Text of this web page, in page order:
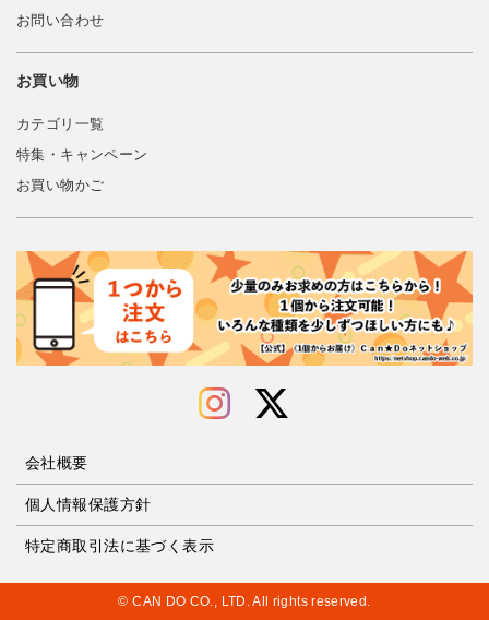
お問い合わせ
お買い物
カテゴリ一覧
特集・キャンペーン
お買い物かご
会社概要
個人情報保護方針
特定商取引法に基づく表示
© CAN DO CO., LTD. All rights reserved.